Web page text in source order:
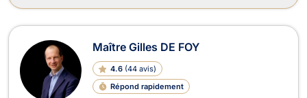
Maître Gilles DE FOY
4.6 (44 avis)
Répond rapidement